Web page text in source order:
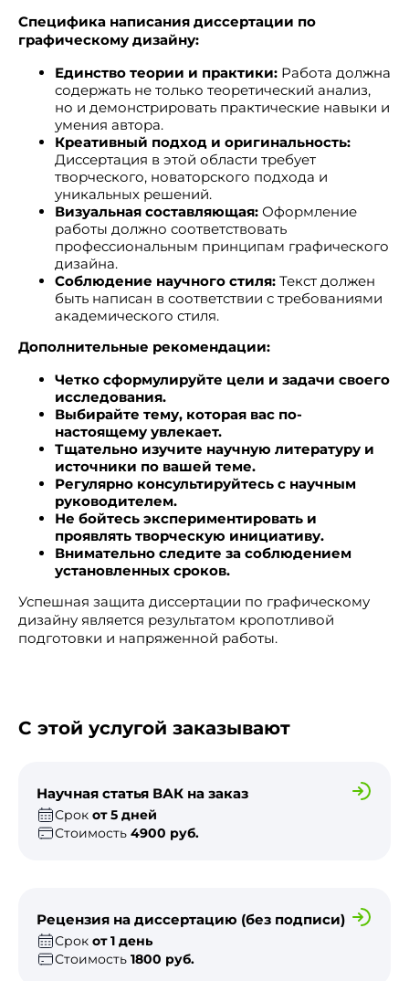
Специфика написания диссертации по
графическому дизайну:
Единство теории и практики: Работа должна
содержать не только теоретический анализ,
но и демонстрировать практические навыки и
умения автора.
Креативный подход и оригинальность:
Диссертация в этой области требует
творческого, новаторского подхода и
уникальных решений.
Визуальная составляющая: Оформление
работы должно соответствовать
профессиональным принципам графического
дизайна.
Соблюдение научного стиля: Текст должен
быть написан в соответствии с требованиями
академического стиля.
Дополнительные рекомендации:
Четко сформулируйте цели и задачи своего
исследования.
Выбирайте тему, которая вас по-
настоящему увлекает.
Тщательно изучите научную литературу и
источники по вашей теме.
Регулярно консультируйтесь с научным
руководителем.
Не бойтесь экспериментировать и
проявлять творческую инициативу.
Внимательно следите за соблюдением
установленных сроков.
Успешная защита диссертации по графическому
дизайну является результатом кропотливой
подготовки и напряженной работы.
С этой услугой заказывают
Научная статья ВАК на заказ
Срок от 5 дней
Стоимость 4900 руб.
Рецензия на диссертацию (без подписи)
Срок от 1 день
Стоимость 1800 руб.